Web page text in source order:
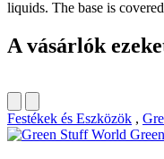
liquids. The base is
A vásárlók
Festékek és Eszközök ,